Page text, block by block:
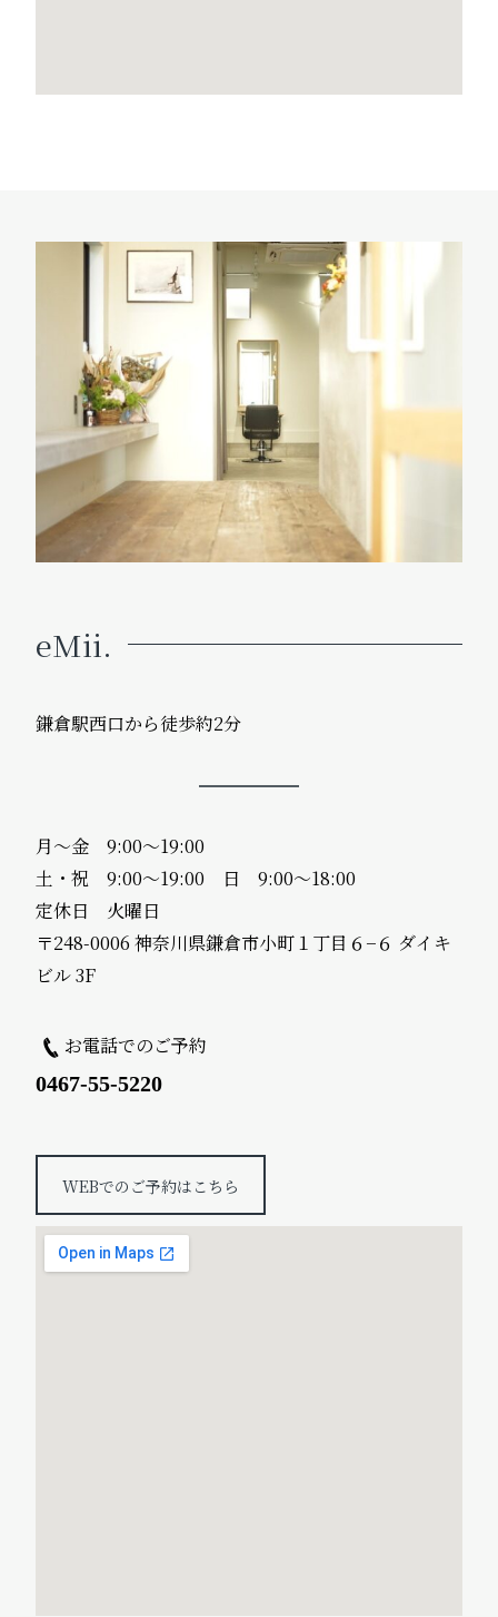
eMii.
鎌倉駅西口から徒歩約2分
月〜金 9:00〜19:00
土・祝 9:00〜19:00 日 9:00〜18:00
定休日 火曜日
〒248-0006 神奈川県鎌倉市小町１丁目６−６ ダイキ
ビル 3F
お電話でのご予約
0467-55-5220
WEBでのご予約はこちら